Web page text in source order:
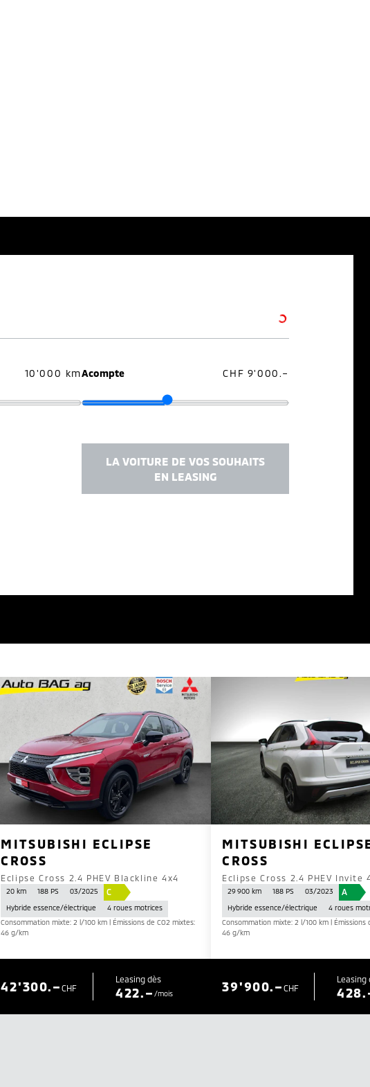
10'000 kmAcompte CHF 9'000.–
LA VOITURE DE VOS SOUHAITS
EN LEASING
MITSUBISHI ECLIPSE
CROSS
Eclipse Cross 2.4 PHEV Blackline 4x4
20 km 188 PS 03/2025 C
Hybride essence/électrique
4 roues motrices
Consommation mixte: 2 l/100 km | Émissions de CO2 mixtes:
46 g/km
CHF
42'300.– Leasing dès
422.– /mois
MITSUBISHI
CROSS
Eclipse Cross 2.4 PHEV Invite
29 900 km 188 PS 03/2023 A
Hybride essence/électrique
4 roues
Consommation mixte: 2 l/100 km | Émissions
46 g/km
CHF
39'900.– Leasing